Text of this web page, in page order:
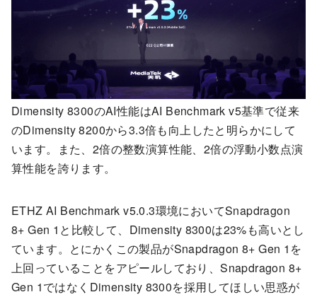
Dimensity 8300のAI性能はAI Benchmark v5基準で従来
のDimensity 8200から3.3倍も向上したと明らかにして
います。また、2倍の整数演算性能、2倍の浮動小数点演
算性能を誇ります。
ETHZ AI Benchmark v5.0.3環境においてSnapdragon
8+ Gen 1と比較して、Dimensity 8300は23%も高いとし
ています。とにかくこの製品がSnapdragon 8+ Gen 1を
上回っていることをアピールしており、Snapdragon 8+
Gen 1ではなくDimensity 8300を採用してほしい思惑が